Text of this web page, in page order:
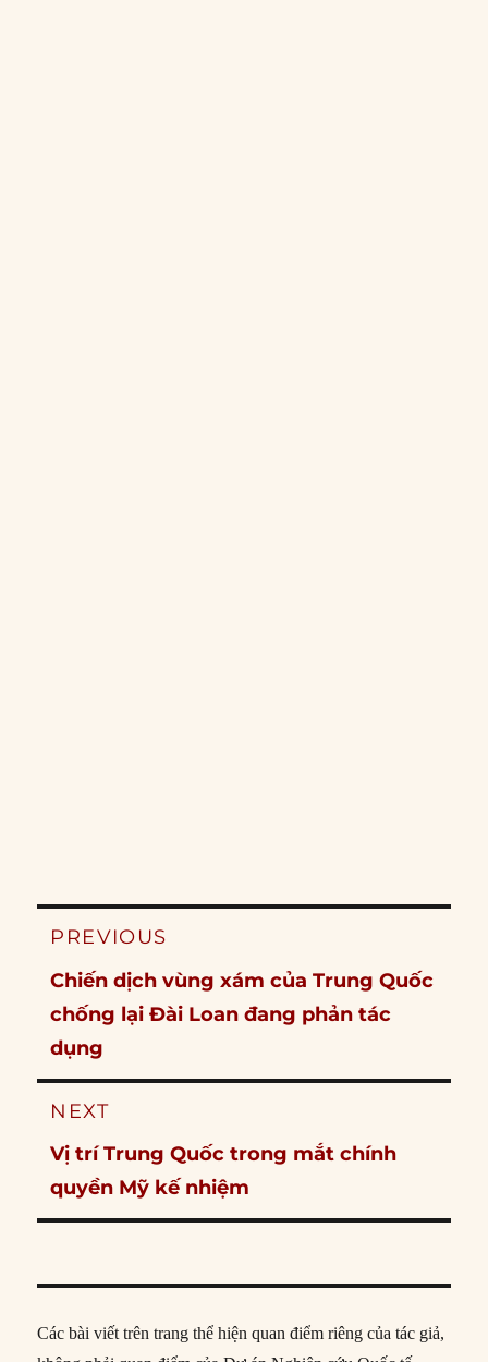
Post
PREVIOUS
Previous
post:
Chiến dịch vùng xám của Trung Quốc
chống lại Đài Loan đang phản tác
dụng
NEXT
Next
post:
Vị trí Trung Quốc trong mắt chính
quyền Mỹ kế nhiệm
Các bài viết trên trang thể hiện quan điểm riêng của tác giả,